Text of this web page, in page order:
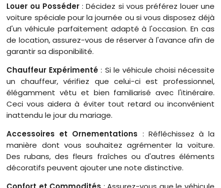
Louer ou Posséder : Décidez si vous préférez louer une
voiture spéciale pour la journée ou si vous disposez déjà
d'un véhicule parfaitement adapté à l'occasion. En cas
de location, assurez-vous de réserver à l'avance afin de
garantir sa disponibilité.
Chauffeur Expérimenté : Si le véhicule choisi nécessite
un chauffeur, vérifiez que celui-ci est professionnel,
élégamment vêtu et bien familiarisé avec l'itinéraire.
Ceci vous aidera à éviter tout retard ou inconvénient
inattendu le jour du mariage.
Accessoires et Ornementations : Réfléchissez à la
manière dont vous souhaitez agrémenter la voiture.
Des rubans, des fleurs fraîches ou d'autres éléments
décoratifs peuvent ajouter une note distinctive.